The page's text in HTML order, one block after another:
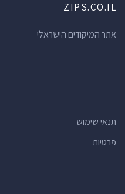
ZIPS.CO.IL
אתר המיקודים הישראלי
תנאי שימוש
פרטיות